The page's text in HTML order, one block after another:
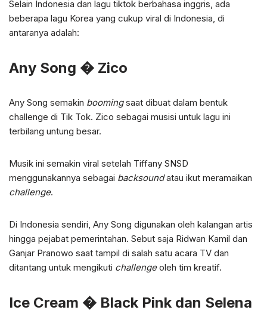
Selain Indonesia dan lagu tiktok berbahasa inggris, ada
beberapa lagu Korea yang cukup viral di Indonesia, di
antaranya adalah:
Any Song � Zico
Any Song semakin boomingsaat dibuat dalam bentuk
challenge di Tik Tok. Zico sebagai musisi untuk lagu ini
terbilang untung besar.
Musik ini semakin viral setelah Tiffany SNSD
menggunakannya sebagai backsoundatau ikut meramaikan
challenge.
Di Indonesia sendiri, Any Song digunakan oleh kalangan artis
hingga pejabat pemerintahan. Sebut saja Ridwan Kamil dan
Ganjar Pranowo saat tampil di salah satu acara TV dan
ditantang untuk mengikuti challengeoleh tim kreatif.
Ice Cream � Black Pink dan Selena